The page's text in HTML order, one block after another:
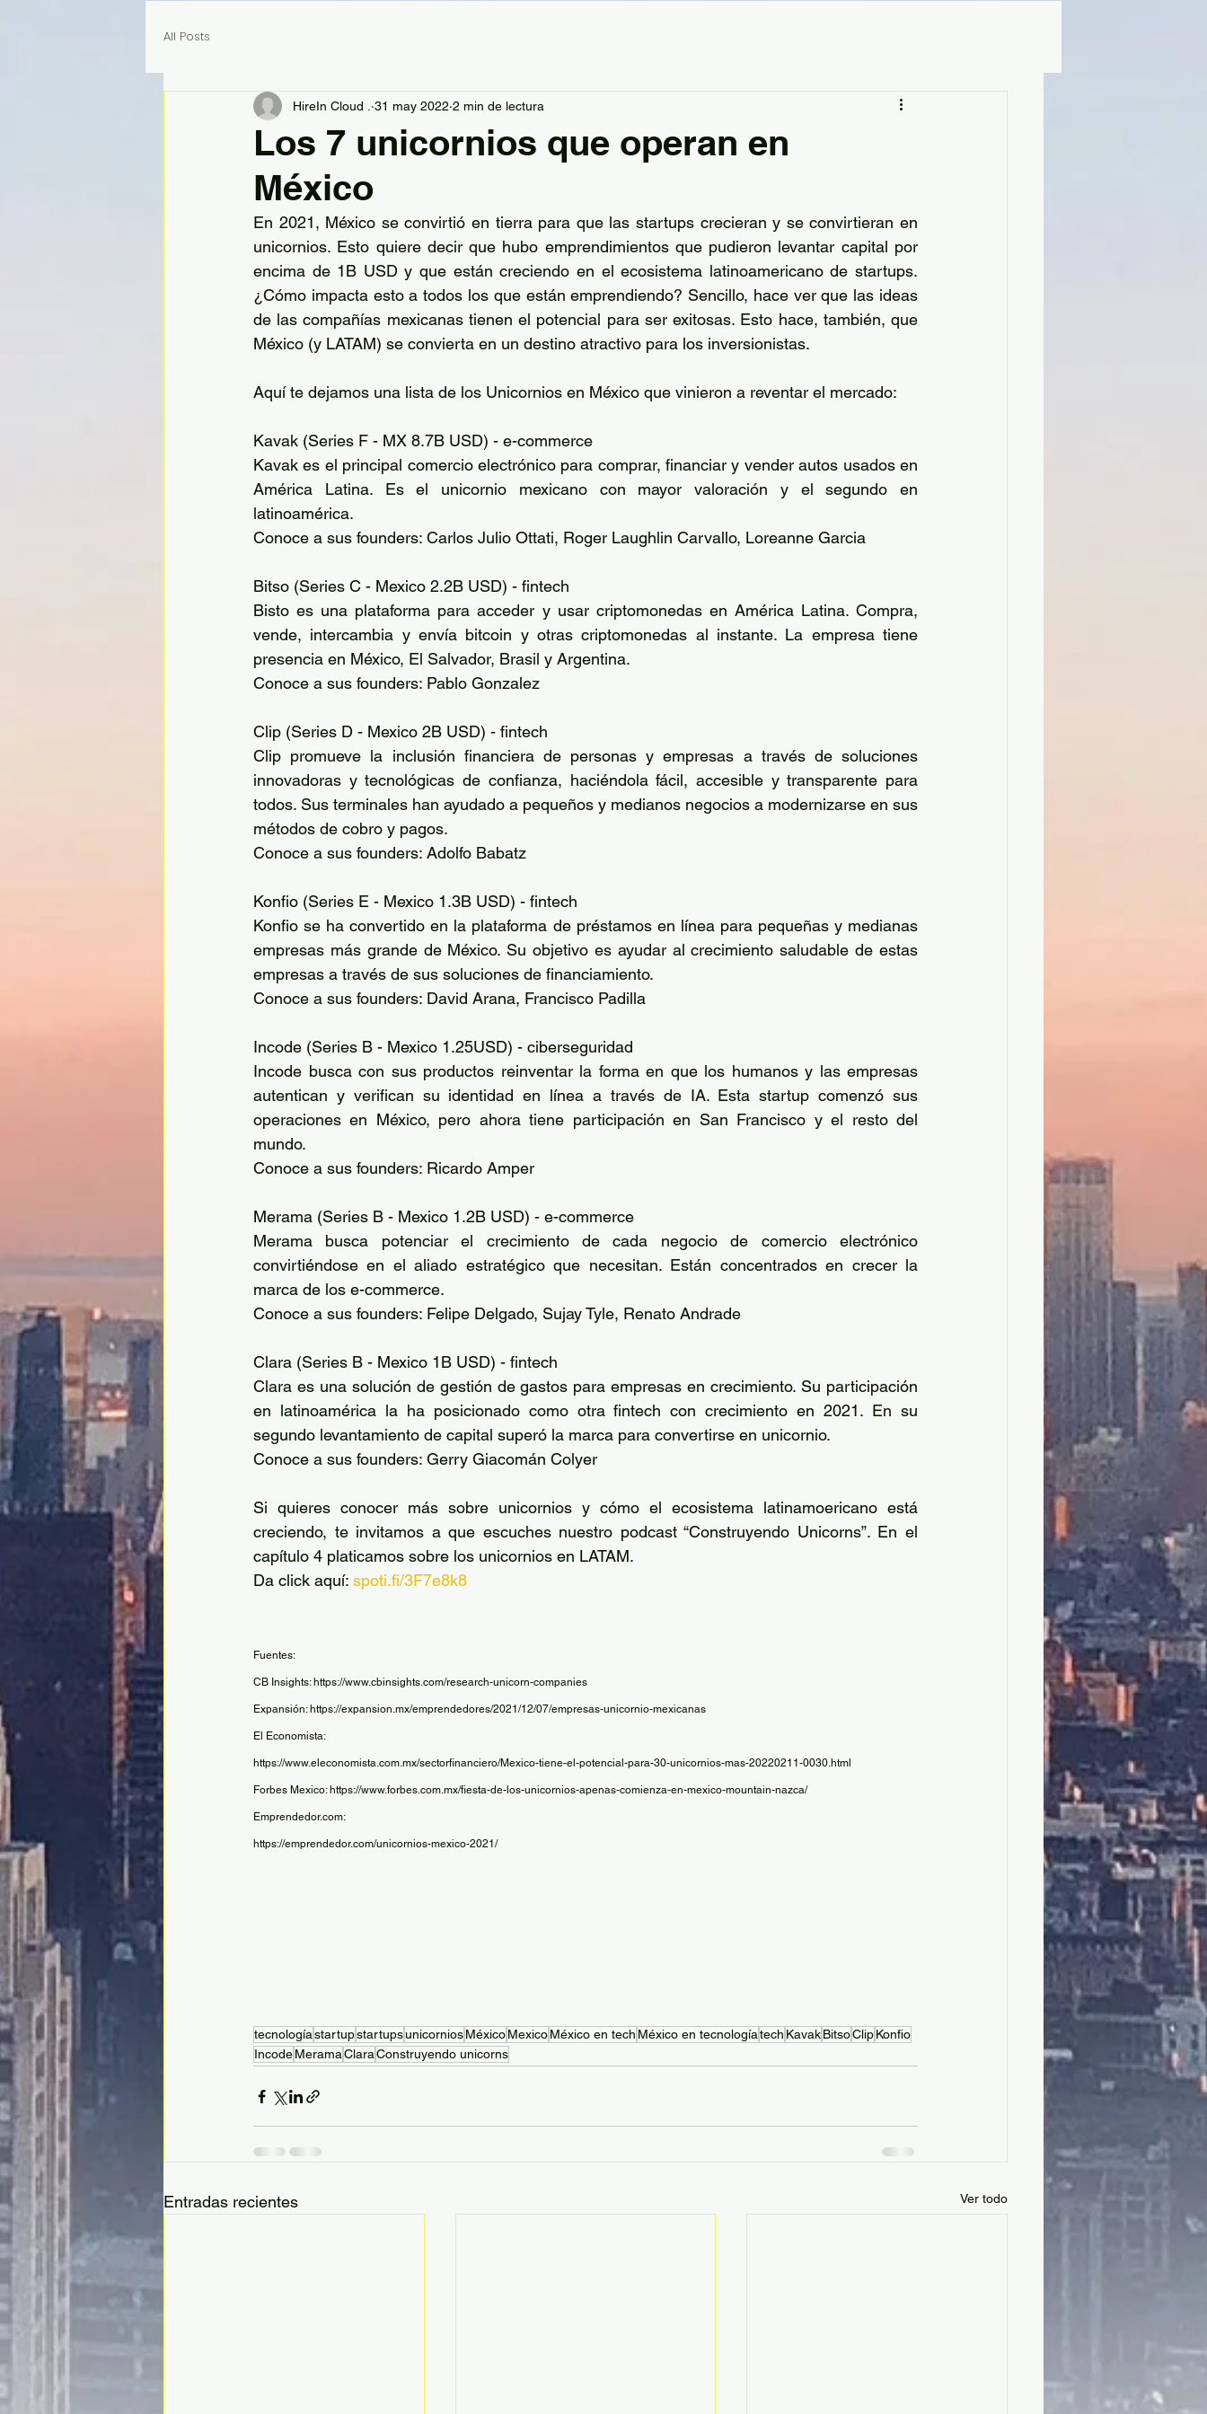
All Posts
Los 7 unicornios que operan en
México
HireIn Cloud . 31 may 2022 2 min de lectura
En 2021, México se convirtió en tierra para que las startups crecieran y se convirtieran en
unicornios. Esto quiere decir que hubo emprendimientos que pudieron levantar capital por
encima de 1B USD y que están creciendo en el ecosistema latinoamericano de startups.
¿Cómo impacta esto a todos los que están emprendiendo? Sencillo, hace ver que las ideas
de las compañías mexicanas tienen el potencial para ser exitosas. Esto hace, también, que
México (y LATAM) se convierta en un destino atractivo para los inversionistas.
Aquí te dejamos una lista de los Unicornios en México que vinieron a reventar el mercado:
Kavak (Series F - MX 8.7B USD) - e-commerce
Kavak es el principal comercio electrónico para comprar, financiar y vender autos usados ​​en
América Latina. Es el unicornio mexicano con mayor valoración y el segundo en
latinoamérica.
Conoce a sus founders: Carlos Julio Ottati, Roger Laughlin Carvallo, Loreanne Garcia
Bitso (Series C - Mexico 2.2B USD) - fintech
Bisto es una plataforma para acceder y usar criptomonedas en América Latina. Compra,
vende, intercambia y envía bitcoin y otras criptomonedas al instante. La empresa tiene
presencia en México, El Salvador, Brasil y Argentina.
Conoce a sus founders: Pablo Gonzalez
Clip (Series D - Mexico 2B USD) - fintech
Clip promueve la inclusión financiera de personas y empresas a través de soluciones
innovadoras y tecnológicas de confianza, haciéndola fácil, accesible y transparente para
todos. Sus terminales han ayudado a pequeños y medianos negocios a modernizarse en sus
métodos de cobro y pagos.
Conoce a sus founders: Adolfo Babatz
Konfio (Series E - Mexico 1.3B USD) - fintech
Konfio se ha convertido en la plataforma de préstamos en línea para pequeñas y medianas
empresas más grande de México. Su objetivo es ayudar al crecimiento saludable de estas
empresas a través de sus soluciones de financiamiento.
Conoce a sus founders: David Arana, Francisco Padilla
Incode (Series B - Mexico 1.25USD) - ciberseguridad
Incode busca con sus productos reinventar la forma en que los humanos y las empresas
autentican y verifican su identidad en línea a través de IA. Esta startup comenzó sus
operaciones en México, pero ahora tiene participación en San Francisco y el resto del
mundo.
Conoce a sus founders: Ricardo Amper
Merama (Series B - Mexico 1.2B USD) - e-commerce
Merama busca potenciar el crecimiento de cada negocio de comercio electrónico
convirtiéndose en el aliado estratégico que necesitan. Están concentrados en crecer la
marca de los e-commerce.
Conoce a sus founders: Felipe Delgado, Sujay Tyle, Renato Andrade
Clara (Series B - Mexico 1B USD) - fintech
Clara es una solución de gestión de gastos para empresas en crecimiento. Su participación
en latinoamérica la ha posicionado como otra fintech con crecimiento en 2021. En su
segundo levantamiento de capital superó la marca para convertirse en unicornio.
Conoce a sus founders: Gerry Giacomán Colyer
Si quieres conocer más sobre unicornios y cómo el ecosistema latinamoericano está
creciendo, te invitamos a que escuches nuestro podcast “Construyendo Unicorns”. En el
capítulo 4 platicamos sobre los unicornios en LATAM.
Da click aquí: spoti.fi/3F7e8k8
Fuentes:
CB Insights: https://www.cbinsights.com/research-unicorn-companies
Expansión: https://expansion.mx/emprendedores/2021/12/07/empresas-unicornio-mexicanas
El Economista:
https://www.eleconomista.com.mx/sectorfinanciero/Mexico-tiene-el-potencial-para-30-unicornios-mas-20220211-0030.html
Forbes Mexico: https://www.forbes.com.mx/fiesta-de-los-unicornios-apenas-comienza-en-mexico-mountain-nazca/
Emprendedor.com:
https://emprendedor.com/unicornios-mexico-2021/
tecnologíastartupstartupsunicorniosMéxicoMexicoMéxico en tech México en tecnologíatech KavakBitsoClipKonfio
IncodeMeramaClaraConstruyendo unicorns
Entradas recientes Ver todo